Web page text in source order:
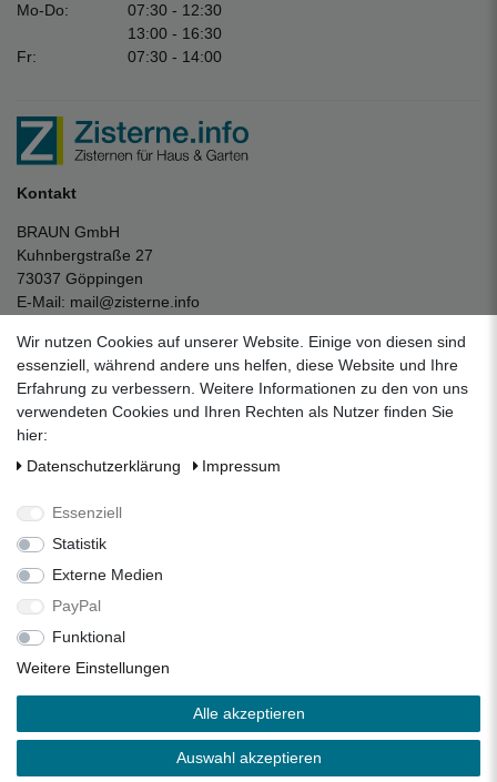
Mo-Do:
07:30 - 12:30
13:00 - 16:30
Fr:
07:30 - 14:00
Kontakt
BRAUN GmbH
Kuhnbergstraße 27
73037 Göppingen
E-Mail: mail@zisterne.info
Unternehmen
Datenschutzerklärung
Impressum
Über uns
Folgen Sie uns auf Social Media
Alle Preise inkl. 19% Mehrwertsteuer.
* Die verkauften Stückzahlen beziehen sich auf die Verkäufe
in unseren Shops und Marktplätzen.
** Der kostenlose Versand erfolgt ausschließlich innerhalb
des deutschen Festlandes ohne Inseln.
Wir nutzen Cookies auf unserer Website. Einige von diesen sind
essenziell, während andere uns helfen, diese Website und Ihre
Erfahrung zu verbessern. Weitere Informationen zu den von uns
verwendeten Cookies und Ihren Rechten als Nutzer finden Sie
hier:
Daten­schutz­erklärung
Impressum
Essenziell
Statistik
Externe Medien
PayPal
Funktional
Weitere Einstellungen
Alle akzeptieren
Auswahl akzeptieren